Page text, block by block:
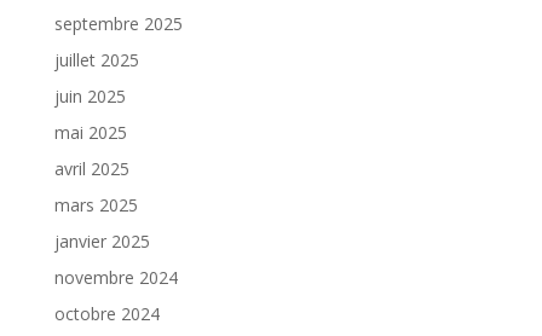
septembre 2025
juillet 2025
juin 2025
mai 2025
avril 2025
mars 2025
janvier 2025
novembre 2024
octobre 2024